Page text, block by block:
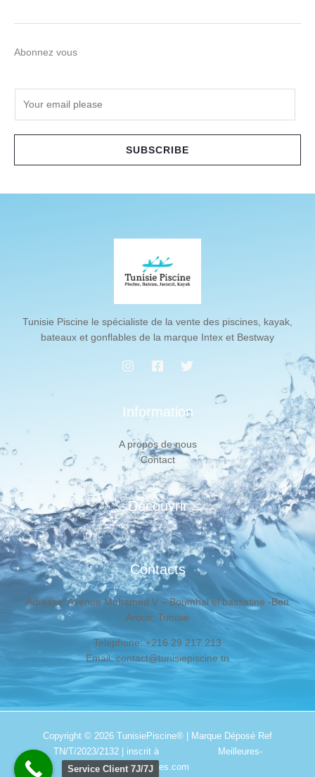
Abonnez vous
SUBSCRIBE
Tunisie Piscine le spécialiste de la vente des piscines, kayak,
bateaux et gonflables de la marque Intex et Bestway
Information
A propos de nous
Contact
Découvrir
Contacts
Adresse: Avenue Mohamed V – Boumhal el bassatine -Ben
Arous, Tunisie
Telephone: +216 29 217 213
Email: contact@tunisiepiscine.tn
Copyright © 2026 TunisiePiscine® | Marque Déposé Ref
TN/T/2023/2132 | inscrit à Meilleures-
addresses.com
Service Client 7J/7J